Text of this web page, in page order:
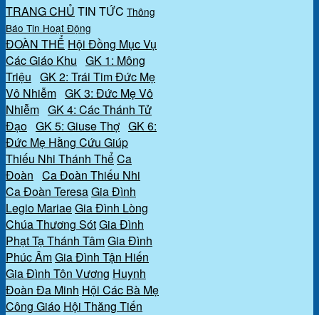
TRANG CHỦ TIN TỨC Thông
Báo Tin Hoạt Động
ĐOÀN THỂ Hội Đồng Mục Vụ
Các Giáo Khu GK 1: Mông
Triệu GK 2: Trái Tim Đức Mẹ
Vô Nhiễm GK 3: Đức Mẹ Vô
Nhiễm GK 4: Các Thánh Tử
Đạo GK 5: Giuse Thợ GK 6:
Đức Mẹ Hằng Cứu Giúp
Thiếu Nhi Thánh ThểCa
Đoàn Ca Đoàn Thiếu Nhi
Ca Đoàn TeresaGia Đình
Legio MariaeGia Đình Lòng
Chúa Thương SótGia Đình
Phạt Tạ Thánh TâmGia Đình
Phúc ÂmGia Đình Tận Hiến
Gia Đình Tôn Vương Huynh
Đoàn Đa Minh Hội Các Bà Mẹ
Công Giáo Hội Thăng Tiến